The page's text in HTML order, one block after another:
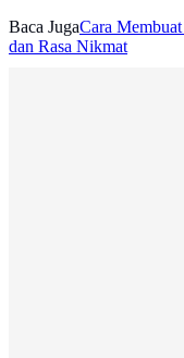
Baca JugaCara
dan Rasa Nikmat